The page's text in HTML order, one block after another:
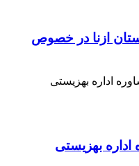
ازنا در خصوص
اداره بهزیستی